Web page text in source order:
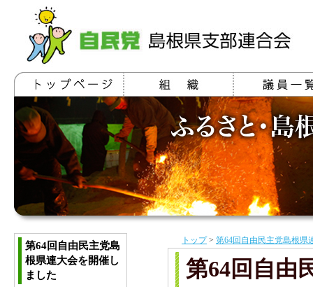
トップ> 第64回自由民主党島根県
第64回自由
第64回自由民主党島
根県連大会を開催し
ました